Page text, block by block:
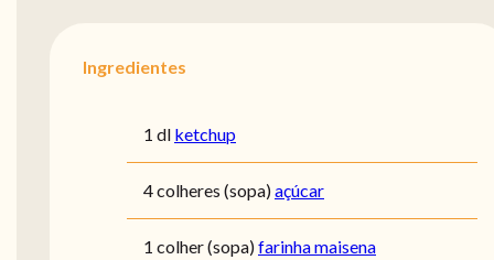
Ingredientes
1 dl ketchup
4 colheres (sopa)açúcar
1 colher (sopa)farinha maisena